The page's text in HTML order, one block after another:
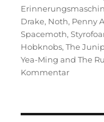
Drake, Noth, Penny
Spacemoth,
Hobknobs,The
Yea-Ming and The
Kommentarzu